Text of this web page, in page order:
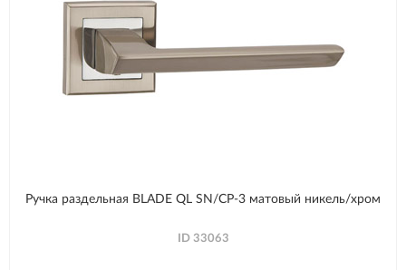
Ручка раздельная BLADE QL SN/CP-3 матовый никель/хром
ID 33063